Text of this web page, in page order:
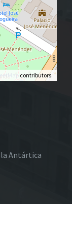
contributors.
Antártica